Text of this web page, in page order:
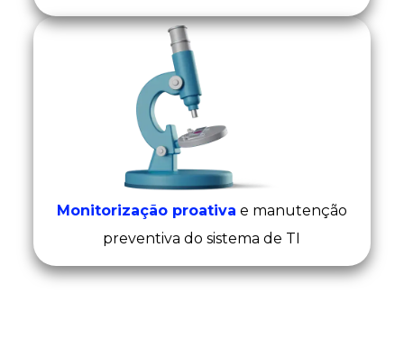
Monitorização proativa e manutenção
preventiva do sistema de TI